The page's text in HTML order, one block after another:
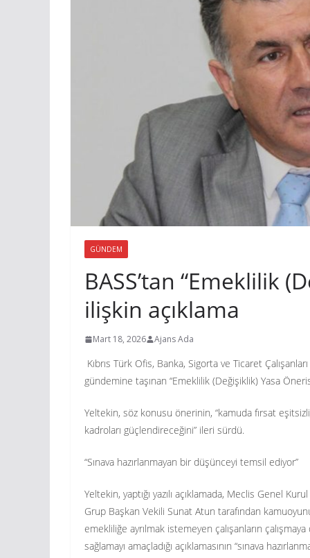
GÜNDEM
BASS’tan “Emeklilik
ilişkin açıklama
Mart 18, 2026 Ajans Ada
Kıbrıs Türk Ofis, Banka, Sigorta ve Ticaret
gündemine taşınan “Emeklilik (Değişiklik) Yasa
Yeltekin, söz konusu önerinin, “kamuda fırsat
kadroları güçlendireceğini” ileri sürdü.
“Sınava hazırlanmayan bir düşünceyi temsil ediyor”
Yeltekin, yaptığı yazılı açıklamada, Meclis Genel
Grup Başkan Vekili Sunat Atun tarafından
emekliliğe ayrılmak istemeyen çalışanların
sağlamayı amaçladığı açıklamasının “sınava